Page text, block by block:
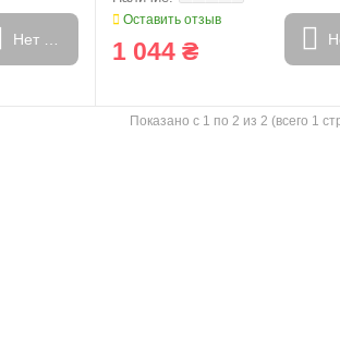
Нет в наличии
Оставить отзыв
1 044 ₴
Показано с 1 по 2 из 2 (всего 1